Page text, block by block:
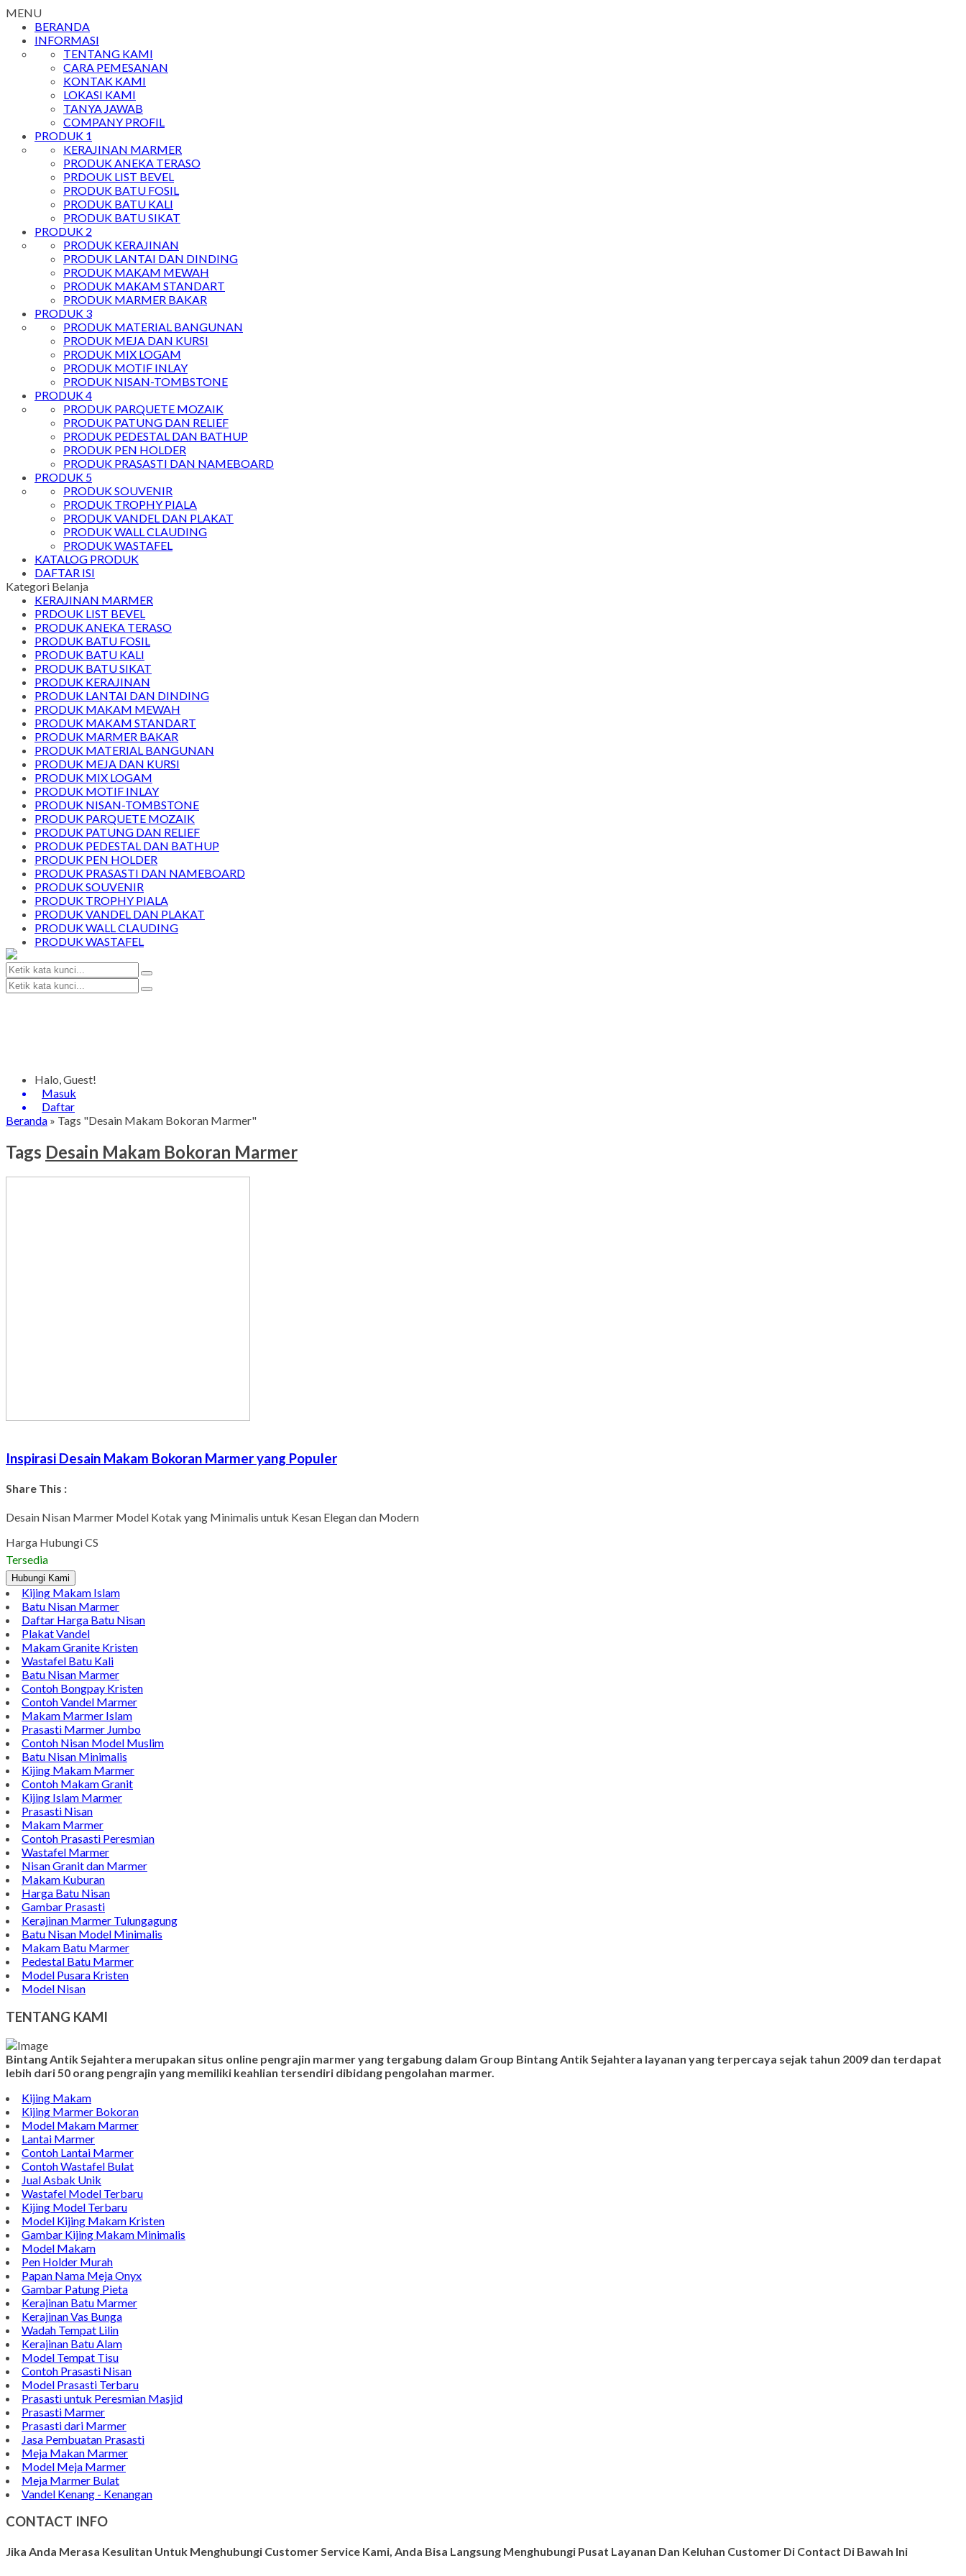
MENU
BERANDA
INFORMASI
TENTANG KAMI
CARA PEMESANAN
KONTAK KAMI
LOKASI KAMI
TANYA JAWAB
COMPANY PROFIL
PRODUK 1
KERAJINAN MARMER
PRODUK ANEKA TERASO
PRDOUK LIST BEVEL
PRODUK BATU FOSIL
PRODUK BATU KALI
PRODUK BATU SIKAT
PRODUK 2
PRODUK KERAJINAN
PRODUK LANTAI DAN DINDING
PRODUK MAKAM MEWAH
PRODUK MAKAM STANDART
PRODUK MARMER BAKAR
PRODUK 3
PRODUK MATERIAL BANGUNAN
PRODUK MEJA DAN KURSI
PRODUK MIX LOGAM
PRODUK MOTIF INLAY
PRODUK NISAN-TOMBSTONE
PRODUK 4
PRODUK PARQUETE MOZAIK
PRODUK PATUNG DAN RELIEF
PRODUK PEDESTAL DAN BATHUP
PRODUK PEN HOLDER
PRODUK PRASASTI DAN NAMEBOARD
PRODUK 5
PRODUK SOUVENIR
PRODUK TROPHY PIALA
PRODUK VANDEL DAN PLAKAT
PRODUK WALL CLAUDING
PRODUK WASTAFEL
KATALOG PRODUK
DAFTAR ISI
Kategori Belanja
KERAJINAN MARMER
PRDOUK LIST BEVEL
PRODUK ANEKA TERASO
PRODUK BATU FOSIL
PRODUK BATU KALI
PRODUK BATU SIKAT
PRODUK KERAJINAN
PRODUK LANTAI DAN DINDING
PRODUK MAKAM MEWAH
PRODUK MAKAM STANDART
PRODUK MARMER BAKAR
PRODUK MATERIAL BANGUNAN
PRODUK MEJA DAN KURSI
PRODUK MIX LOGAM
PRODUK MOTIF INLAY
PRODUK NISAN-TOMBSTONE
PRODUK PARQUETE MOZAIK
PRODUK PATUNG DAN RELIEF
PRODUK PEDESTAL DAN BATHUP
PRODUK PEN HOLDER
PRODUK PRASASTI DAN NAMEBOARD
PRODUK SOUVENIR
PRODUK TROPHY PIALA
PRODUK VANDEL DAN PLAKAT
PRODUK WALL CLAUDING
PRODUK WASTAFEL
Halo, Guest!
Masuk
Daftar
Beranda » Tags "Desain Makam Bokoran Marmer"
Tags Desain Makam Bokoran Marmer
Inspirasi Desain Makam Bokoran Marmer yang Populer
Share This :
Desain Nisan Marmer Model Kotak yang Minimalis untuk Kesan Elegan dan Modern
Harga Hubungi CS
Tersedia
Hubungi Kami
Kijing Makam Islam
Batu Nisan Marmer
Daftar Harga Batu Nisan
Plakat Vandel
Makam Granite Kristen
Wastafel Batu Kali
Batu Nisan Marmer
Contoh Bongpay Kristen
Contoh Vandel Marmer
Makam Marmer Islam
Prasasti Marmer Jumbo
Contoh Nisan Model Muslim
Batu Nisan Minimalis
Kijing Makam Marmer
Contoh Makam Granit
Kijing Islam Marmer
Prasasti Nisan
Makam Marmer
Contoh Prasasti Peresmian
Wastafel Marmer
Nisan Granit dan Marmer
Makam Kuburan
Harga Batu Nisan
Gambar Prasasti
Kerajinan Marmer Tulungagung
Batu Nisan Model Minimalis
Makam Batu Marmer
Pedestal Batu Marmer
Model Pusara Kristen
Model Nisan
TENTANG KAMI
Bintang Antik Sejahtera merupakan situs online pengrajin marmer yang tergabung dalam Group Bintang Antik Sejahtera layanan yang terpercaya sejak tahun 2009 dan terdapat
lebih dari 50 orang pengrajin yang memiliki keahlian tersendiri dibidang pengolahan marmer.
Kijing Makam
Kijing Marmer Bokoran
Model Makam Marmer
Lantai Marmer
Contoh Lantai Marmer
Contoh Wastafel Bulat
Jual Asbak Unik
Wastafel Model Terbaru
Kijing Model Terbaru
Model Kijing Makam Kristen
Gambar Kijing Makam Minimalis
Model Makam
Pen Holder Murah
Papan Nama Meja Onyx
Gambar Patung Pieta
Kerajinan Batu Marmer
Kerajinan Vas Bunga
Wadah Tempat Lilin
Kerajinan Batu Alam
Model Tempat Tisu
Contoh Prasasti Nisan
Model Prasasti Terbaru
Prasasti untuk Peresmian Masjid
Prasasti Marmer
Prasasti dari Marmer
Jasa Pembuatan Prasasti
Meja Makan Marmer
Model Meja Marmer
Meja Marmer Bulat
Vandel Kenang - Kenangan
CONTACT INFO
Jika Anda Merasa Kesulitan Untuk Menghubungi Customer Service Kami, Anda Bisa Langsung Menghubungi Pusat Layanan Dan Keluhan Customer Di Contact Di Bawah Ini